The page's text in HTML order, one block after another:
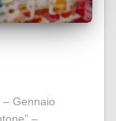
– Gennaio